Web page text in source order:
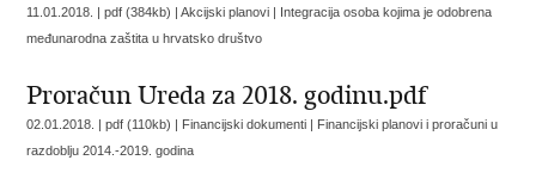
11.01.2018. | pdf (384kb) | Akcijski planovi | Integracija osoba kojima je odobrena
međunarodna zaštita u hrvatsko društvo
Proračun Ureda za 2018. godinu.pdf
02.01.2018. | pdf (110kb) | Financijski dokumenti | Financijski planovi i proračuni u
razdoblju 2014.-2019. godina